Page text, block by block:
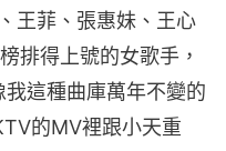
王菲、張惠妹、王心
排得上號的女歌手，
這種曲庫萬年不變的
的MV裡跟小天重